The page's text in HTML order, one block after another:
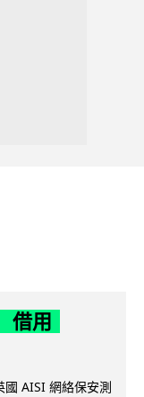
借用
AISI 網絡保安測